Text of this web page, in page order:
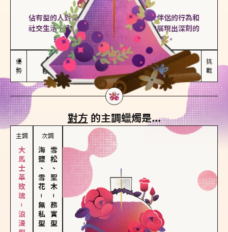
胡椒、肉桂
佔有型的人對愛情有強烈的保護欲，對於伴侶的行為和
社交生活十分敏感、容易吃醋。在關係中展現出深刻的
投入和激情，但也可能讓人感到窒息。
優
勢
能建立緊密關係
積極維繫關係熱度
嫉妒心較強
可能出現控制欲
挑
戰
對方 的主調蠟燭是...
主調
大馬士革玫瑰－浪漫型
次調
海鹽、雪花
－
無私型
雪松、聖木
－
務實型